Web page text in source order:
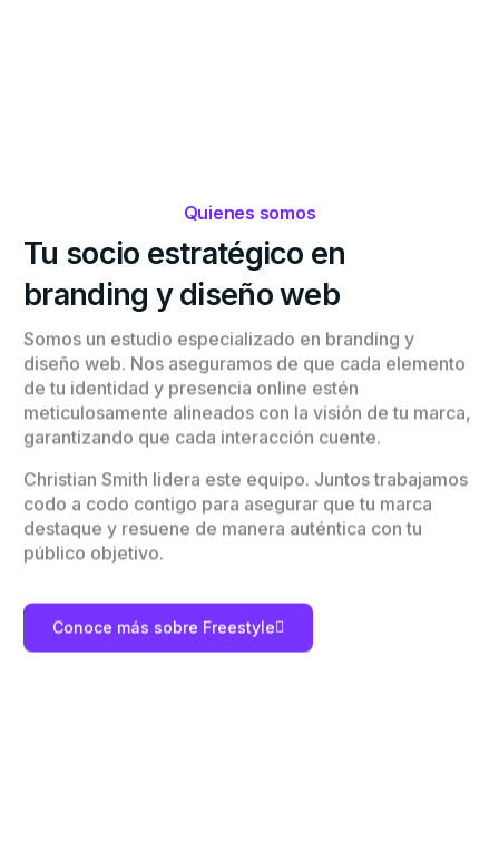
Quienes somos
Tu socio estratégico en
branding y diseñoweb
Somos un estudio especializado en branding y
diseño web. Nos aseguramos de que cada elemento
de tu identidad y presencia online estén
meticulosamente alineados con la visión de tu marca,
garantizando que cada interacción cuente.
Christian Smith lidera este equipo. Juntos trabajamos
codo a codo contigo para asegurar que tu marca
destaque y resuene de manera auténtica con tu
público objetivo.
Conoce más sobre Freestyle